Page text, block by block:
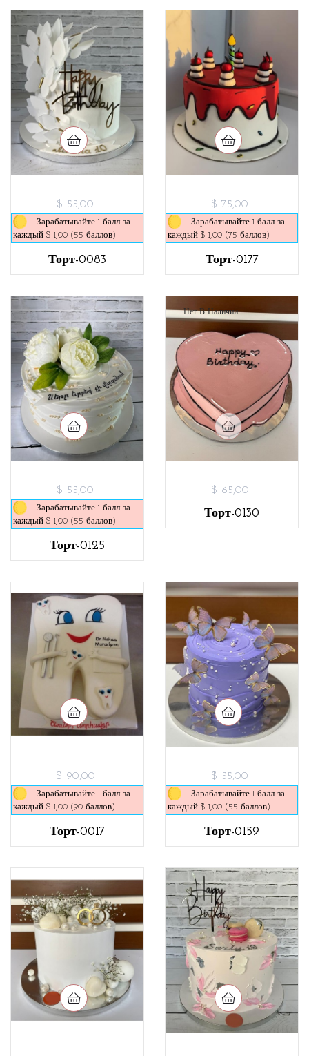
$ 55,00
Зарабатывайте 1 балл за
каждый $ 1,00 (55 баллов)
Торт-0083
$ 75,00
Зарабатывайте 1 балл за
каждый $ 1,00 (75 баллов)
Торт-0177
$ 55,00
Зарабатывайте 1 балл за
каждый $ 1,00 (55 баллов)
Торт-0125
Нет В Наличии
$ 65,00
Торт-0130
$ 90,00
Зарабатывайте 1 балл за
каждый $ 1,00 (90 баллов)
Торт-0017
$ 55,00
Зарабатывайте 1 балл за
каждый $ 1,00 (55 баллов)
Торт-0159